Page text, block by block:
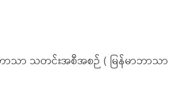
သာ သတင်းအစီအစဉ် ( မြန်မာဘာသာ )